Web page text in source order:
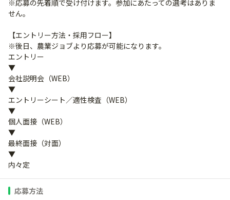
※応募の先着順で受け付けます。参加にあたっての選考はありま
せん。
【エントリー方法・採用フロー】
※後日、農業ジョブより応募が可能になります。
エントリー
▼
会社説明会（WEB）
▼
エントリーシート／適性検査（WEB）
▼
個人面接（WEB）
▼
最終面接（対面）
▼
内々定
応募方法